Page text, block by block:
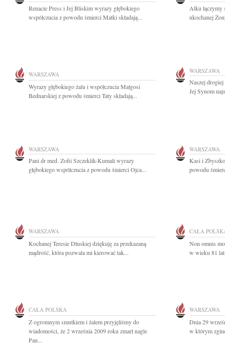
Renacie Press i Jej Bliskim wyrazy głębokiego
współczucia z powodu śmierci Matki składają...
Alku łączymy
ukochanej
WARSZAWA
Wyrazy głębokiego żalu i współczucia Małgosi
Bednarskiej z powodu śmierci Taty składają...
WARSZAWA
Naszej
Jej Synom
WARSZAWA
Pani dr med. Zofii Szczeklik-Kumali wyrazy
głębokiego współczucia z powodu śmierci Ojca...
WARSZAWA
Kasi i
powodu
WARSZAWA
Kochanej Teresie Dłuskiej dziękuję za przekazaną
mądrość, która pozwala mi kierować tak...
CAŁA
Non omnis
w wieku 81 lat
CAŁA POLSKA
Z ogromnym smutkiem i żalem przyjęliśmy do
wiadomości, że 2 września 2009 roku zmarł nagle
Pan...
WARSZAWA
Dnia 29
w którym